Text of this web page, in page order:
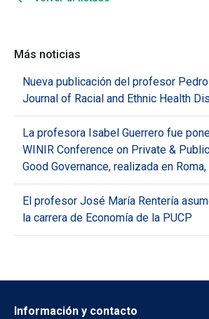
Más noticias
Nueva publicación del profesor
Journal of Racial and Ethnic Health
La profesora Isabel Guerrero fue
WINIR Conference on Private &
Good Governance, realizada en
El profesor José María Rentería
la carrera de Economía de la PUCP
Información y contacto